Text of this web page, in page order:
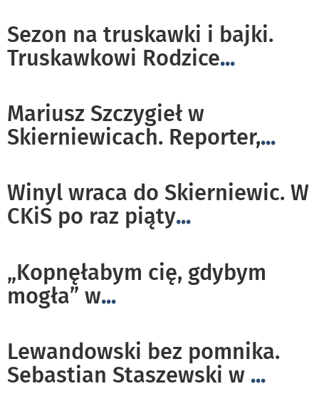
Sezon na truskawki i bajki.
Truskawkowi Rodzice...
Mariusz Szczygieł w
Skierniewicach. Reporter,...
Winyl wraca do Skierniewic. W
CKiS po raz piąty...
„Kopnęłabym cię, gdybym
mogła” w...
Lewandowski bez pomnika.
Sebastian Staszewski w ...